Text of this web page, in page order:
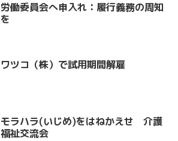
労働委員会へ申入れ：履行義務の周知
を
ワツコ（株）で試用期間解雇
モラハラ(いじめ)をはねかえせ 介護
福祉交流会